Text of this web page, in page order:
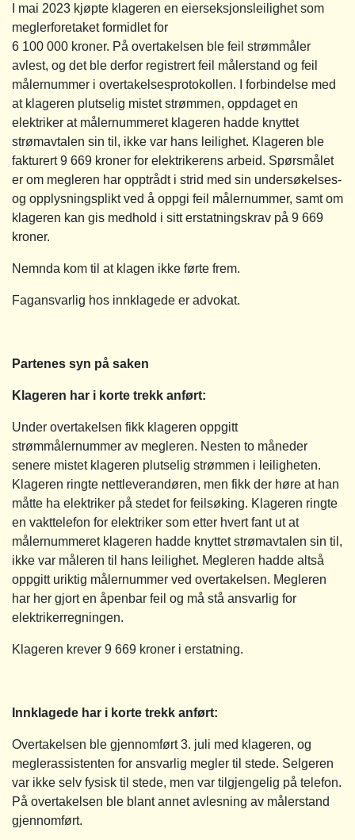
I mai 2023 kjøpte klageren en eierseksjonsleilighet som
meglerforetaket formidlet for
6 100 000 kroner. På overtakelsen ble feil strømmåler
avlest, og det ble derfor registrert feil målerstand og feil
målernummer i overtakelsesprotokollen. I forbindelse med
at klageren plutselig mistet strømmen, oppdaget en
elektriker at målernummeret klageren hadde knyttet
strømavtalen sin til, ikke var hans leilighet. Klageren ble
fakturert 9 669 kroner for elektrikerens arbeid. Spørsmålet
er om megleren har opptrådt i strid med sin undersøkelses-
og opplysningsplikt ved å oppgi feil målernummer, samt om
klageren kan gis medhold i sitt erstatningskrav på 9 669
kroner.
Nemnda kom til at klagen ikke førte frem.
Fagansvarlig hos innklagede er advokat.
Partenes syn på saken
Klageren har i korte trekk anført:
Under overtakelsen fikk klageren oppgitt
strømmålernummer av megleren. Nesten to måneder
senere mistet klageren plutselig strømmen i leiligheten.
Klageren ringte nettleverandøren, men fikk der høre at han
måtte ha elektriker på stedet for feilsøking. Klageren ringte
en vakttelefon for elektriker som etter hvert fant ut at
målernummeret klageren hadde knyttet strømavtalen sin til,
ikke var måleren til hans leilighet. Megleren hadde altså
oppgitt uriktig målernummer ved overtakelsen. Megleren
har her gjort en åpenbar feil og må stå ansvarlig for
elektrikerregningen.
Klageren krever 9 669 kroner i erstatning.
Innklagede har i korte trekk anført:
Overtakelsen ble gjennomført 3. juli med klageren, og
meglerassistenten for ansvarlig megler til stede. Selgeren
var ikke selv fysisk til stede, men var tilgjengelig på telefon.
På overtakelsen ble blant annet avlesning av målerstand
gjennomført.